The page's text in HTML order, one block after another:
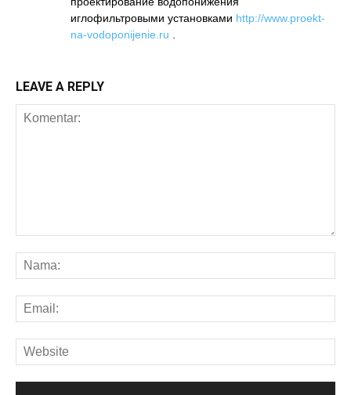
иглофильтровыми установками http://www.proekt-
na-vodoponijenie.ru
LEAVE A REPLY